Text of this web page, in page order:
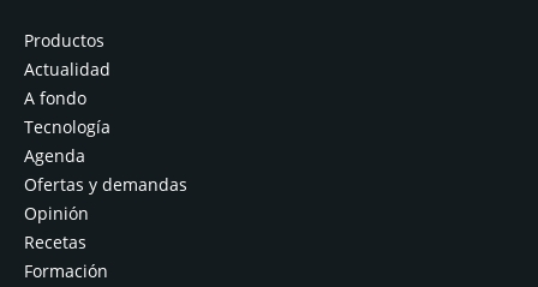
Productos
Actualidad
A fondo
Tecnología
Agenda
Ofertas y demandas
Opinión
Recetas
Formación